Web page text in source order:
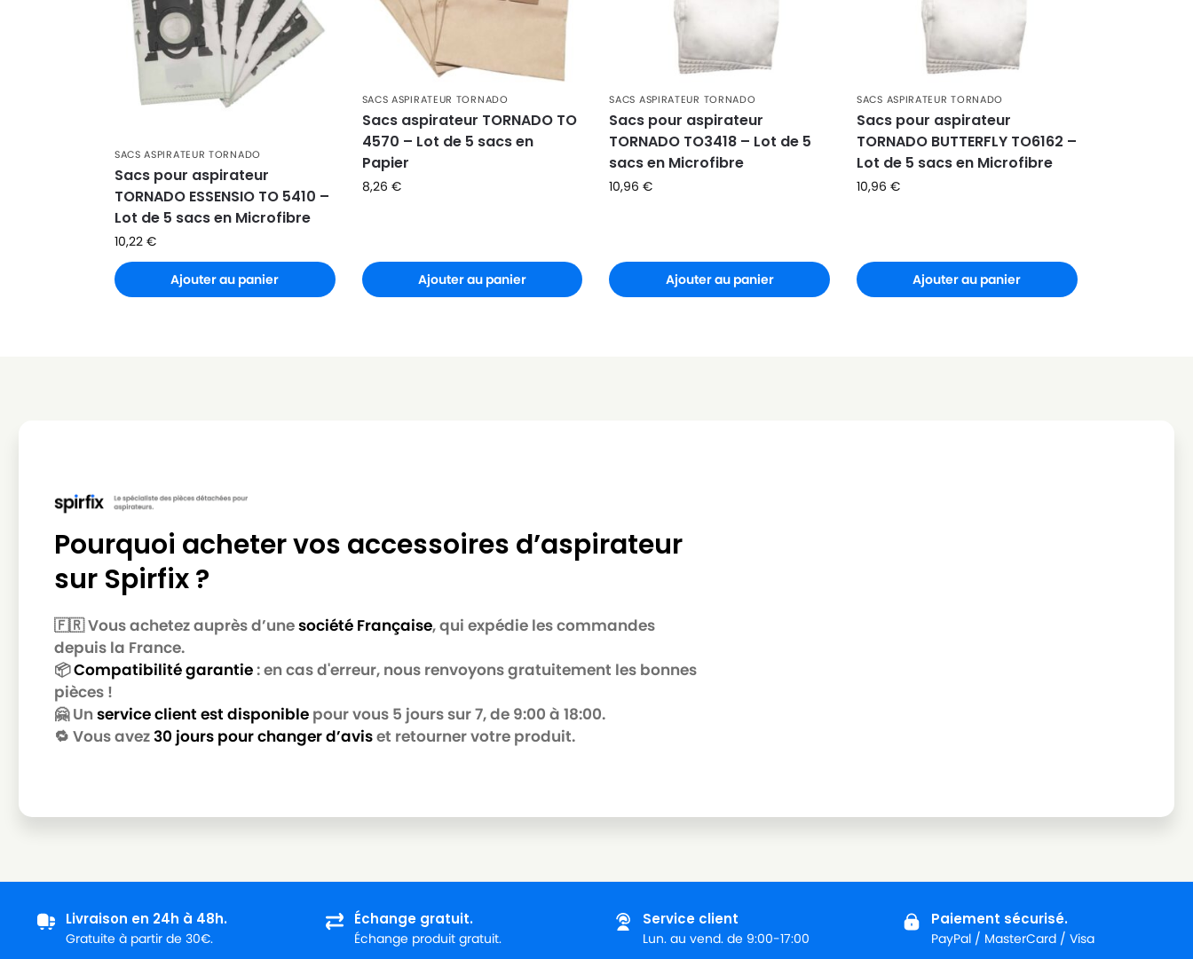
SACS ASPIRATEUR TORNADO
Sacs pour aspirateur
TORNADO ESSENSIO TO 5410 –
Lot de 5 sacs en Microfibre
10,22 €
Ajouter au panier
SACS ASPIRATEUR TORNADO
Sacs aspirateur TORNADO TO
4570 – Lot de 5 sacs en
Papier
8,26 €
Ajouter au panier
SACS ASPIRATEUR TORNADO
Sacs pour aspirateur
TORNADO TO3418 – Lot de 5
sacs en Microfibre
10,96€
Ajouter au panier
SACS ASPIRATEUR TORNADO
Sacs pour aspirateur
TORNADO BUTTERFLY TO6162 –
Lot de 5 sacs en Microfibre
10,96€
Ajouter au panier
Pourquoi acheter vos accessoires d’aspirateur
sur Spirfix ?
🇫🇷 Vous achetez auprès d’unesociété Française, qui expédie les commandes
depuis la France.
📦Compatibilité garantie: en cas d'erreur, nous renvoyons gratuitement les bonnes
pièces !
🤗 Un service client est disponible pour vous 5 jours sur 7, de 9:00 à 18:00.
🔁 Vous avez30 jours pour changer d’aviset retourner votre produit.
Livraison en 24h à 48h.
Gratuite à partir de 30€.
Échange gratuit.
Échange produit gratuit.
Service client
Lun. au vend. de 9:00-17:00
Paiement sécurisé.
PayPal / MasterCard / Visa